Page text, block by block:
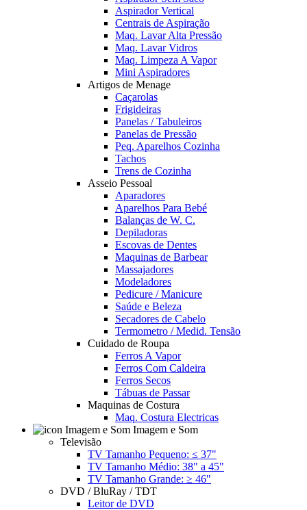
Aspirador Vertical
Centrais de Aspiração
Maq. Lavar Alta Pressão
Maq. Lavar Vidros
Maq. Limpeza A Vapor
Mini Aspiradores
Artigos de Menage
Caçarolas
Frigideiras
Panelas / Tabuleiros
Panelas de Pressão
Peq. Aparelhos Cozinha
Tachos
Trens de Cozinha
Asseio Pessoal
Aparadores
Aparelhos Para Bebé
Balanças de W. C.
Depiladoras
Escovas de Dentes
Maquinas de Barbear
Massajadores
Modeladores
Pedicure / Manicure
Saúde e Beleza
Secadores de Cabelo
Termometro / Medid. Tensão
Cuidado de Roupa
Ferros A Vapor
Ferros Com Caldeira
Ferros Secos
Tábuas de Passar
Maquinas de Costura
Maq. Costura Electricas
Imagem e Som
Televisão
TV Tamanho Pequeno: ≤ 37"
TV Tamanho Médio: 38" a 45"
TV Tamanho Grande: ≥ 46"
DVD / BluRay / TDT
Leitor de DVD